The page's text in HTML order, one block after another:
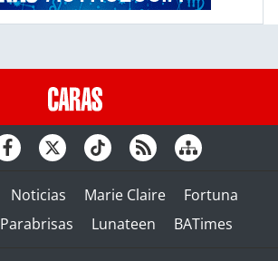
Noticias Marie Claire
Fortuna
Parabrisas Lunateen BATimes